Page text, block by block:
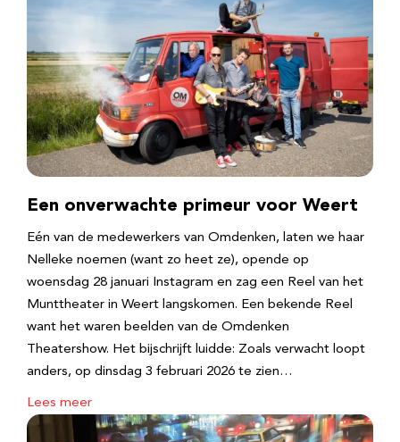
Een onverwachte primeur voor Weert
Eén van de medewerkers van Omdenken, laten we haar
Nelleke noemen (want zo heet ze), opende op
woensdag 28 januari Instagram en zag een Reel van het
Munttheater in Weert langskomen. Een bekende Reel
want het waren beelden van de Omdenken
Theatershow. Het bijschrijft luidde: Zoals verwacht loopt
anders, op dinsdag 3 februari 2026 te zien…
Lees meer